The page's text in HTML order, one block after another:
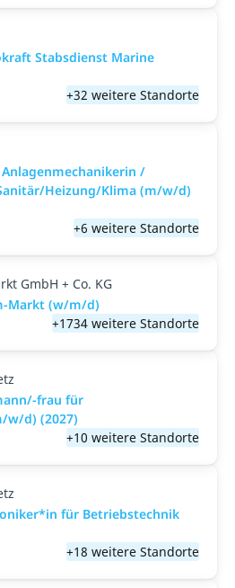
Stabsdienst Marine
+32 weitere Standorte
/
Heizung/Klima (m/w/d)
+6 weitere Standorte
GmbH + Co. KG
Markt (w/m/d)
+1734 weitere Standorte
frau für
w/d) (2027)
+10 weitere Standorte
für Betriebstechnik
+18 weitere Standorte